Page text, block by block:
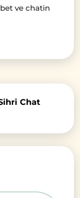
ve chatin
Chat